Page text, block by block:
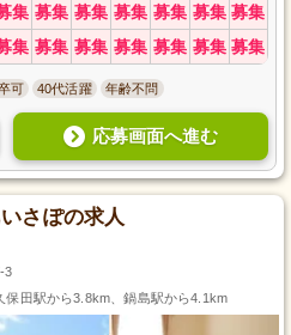
集 募集 募集 募集 募集 募集 募集
集 募集 募集 募集 募集 募集 募集
可 40代活躍 年齢不問
応募画面へ進む
さぽの求人
3
保田駅から3.8km、鍋島駅から4.1km